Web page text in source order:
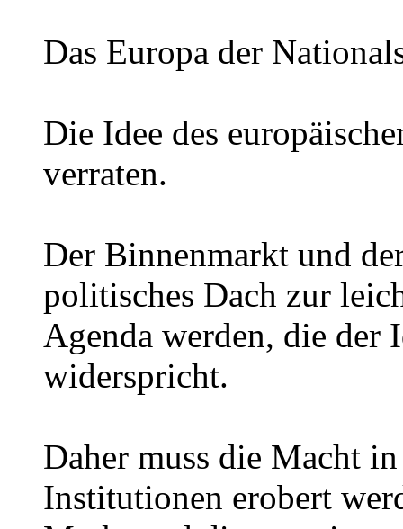
Das Europa der
Die Idee des
verraten.
Der Binnenmarkt und
politisches Dach zur
Agenda werden, die der
widerspricht.
Daher muss die Macht
Institutionen erobert